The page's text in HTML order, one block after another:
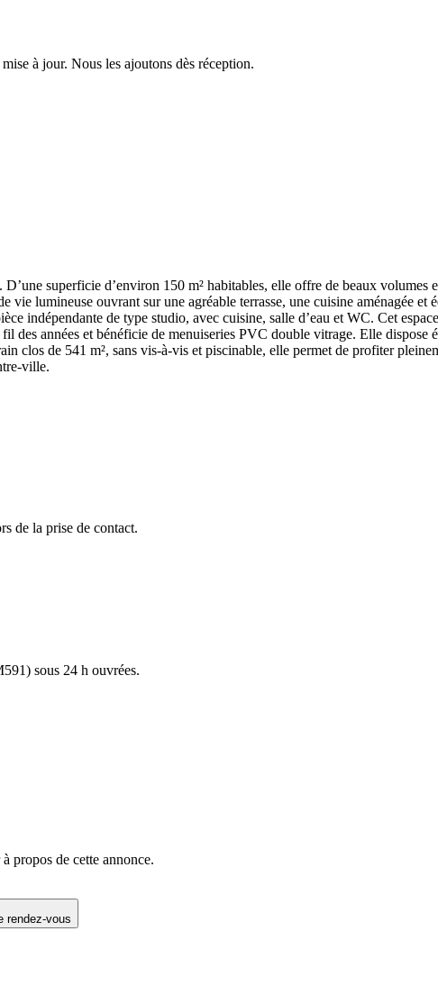
à jour. Nous les ajoutons dès réception.
superficie d’environ 150 m² habitables, elle offre de beaux
lumineuse ouvrant sur une agréable terrasse, une cuisine aménagée et
indépendante de type studio, avec cuisine, salle d’eau et WC. Cet
des années et bénéficie de menuiseries PVC double vitrage. Elle dispose
clos de 541 m², sans vis-à-vis et piscinable, elle permet de profiter
ville.
de la prise de contact.
) sous 24 h ouvrées.
propos de cette annonce.
rendez-vous